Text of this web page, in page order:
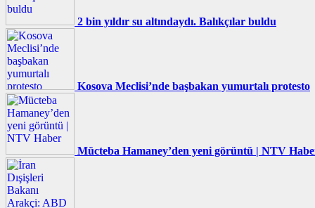
2 bin yıldır su altındaydı. Balıkçılar buldu
Kosova Meclisi’nde başbakan yumurtalı protesto
Mücteba Hamaney’den yeni görüntü | NTV